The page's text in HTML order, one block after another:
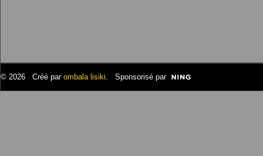
© 2026 Créé par ombala lisiki. Sponsorisé par